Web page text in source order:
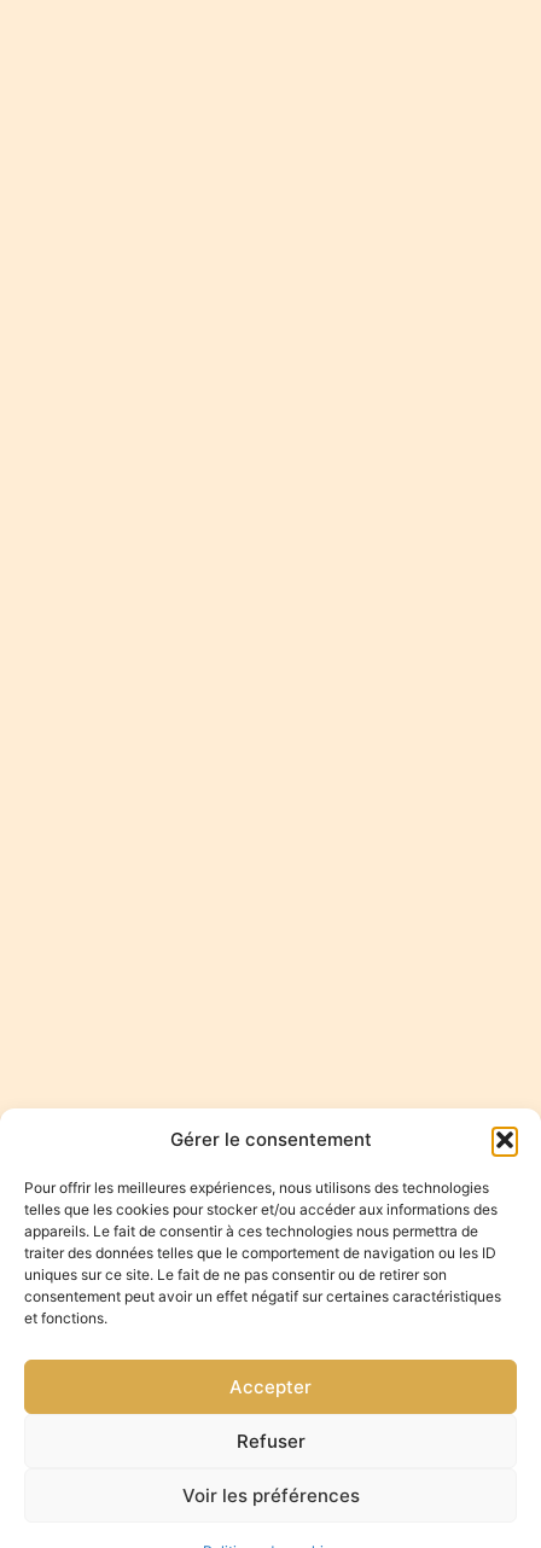
Gérer le consentement
Pour offrir les meilleures expériences, nous utilisons des technologies
telles que les cookies pour stocker et/ou accéder aux informations des
appareils. Le fait de consentir à ces technologies nous permettra de
traiter des données telles que le comportement de navigation ou les ID
uniques sur ce site. Le fait de ne pas consentir ou de retirer son
consentement peut avoir un effet négatif sur certaines caractéristiques
et fonctions.
Accepter
Refuser
Voir les préférences
SUIVEZ-
MOI